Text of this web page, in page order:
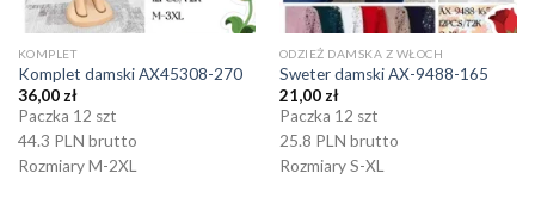
KOMPLET
Komplet damski AX45308-270
36,00zł
Paczka 12 szt
44.3 PLN brutto
Rozmiary M-2XL
ODZIEŻ DAMSKA Z WŁOCH
Sweter damski AX-9488-165
21,00zł
Paczka 12 szt
25.8 PLN brutto
Rozmiary S-XL